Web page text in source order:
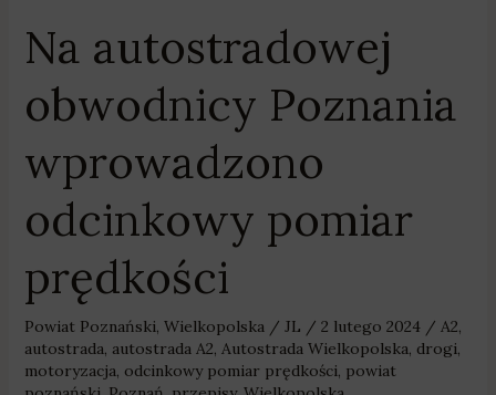
Na autostradowej
obwodnicy Poznania
wprowadzono
odcinkowy pomiar
prędkości
Powiat Poznański, Wielkopolska/ JL / 2 lutego 2024 / A2,
autostrada, autostrada A2, Autostrada Wielkopolska, drogi,
motoryzacja, odcinkowy pomiar prędkości, powiat